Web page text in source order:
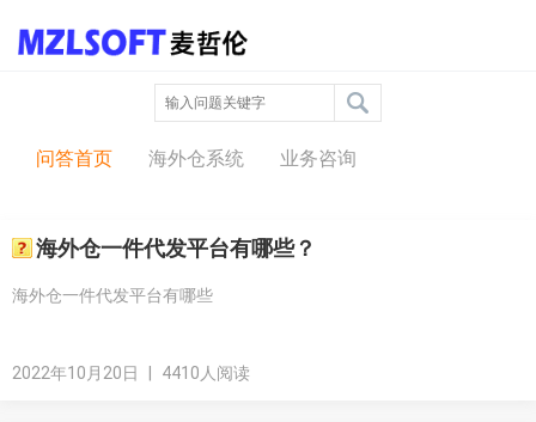
问答中心
问答首页 海外仓系统 业务咨询
海外仓一件代发平台有哪些？
海外仓一件代发平台有哪些
2022年10月20日 4410人阅读